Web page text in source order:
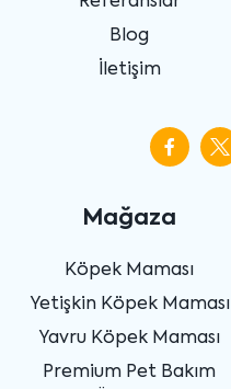
Blog
İletişim
Mağaza
Köpek Maması
Yetişkin Köpek Maması
Yavru Köpek Maması
Premium Pet Bakım